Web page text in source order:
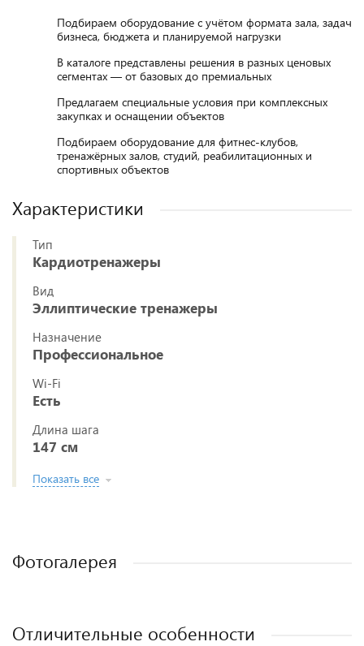
Подбираем оборудование с учётом формата зала, задач
бизнеса, бюджета и планируемой нагрузки
В каталоге представлены решения в разных ценовых
сегментах — от базовых до премиальных
Предлагаем специальные условия при комплексных
закупках и оснащении объектов
Подбираем оборудование для фитнес-клубов,
тренажёрных залов, студий, реабилитационных и
спортивных объектов
Характеристики
Тип
Кардиотренажеры
Вид
Эллиптические тренажеры
Назначение
Профессиональное
Wi-Fi
Есть
Длина шага
147 см
Показать все
Фотогалерея
Отличительные особенности